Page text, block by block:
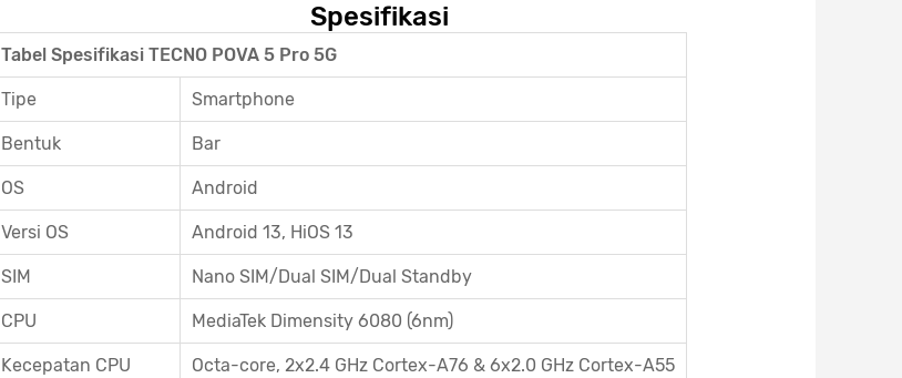
Spesifikasi
Tabel Spesifikasi TECNO POVA 5 Pro 5G
Tipe Smartphone
Bentuk Bar
OS Android
Versi OS Android 13, HiOS 13
SIM Nano SIM/Dual SIM/Dual Standby
CPU MediaTek Dimensity 6080 (6nm)
Kecepatan CPU Octa-core, 2x2.4 GHz Cortex-A76 & 6x2.0 GHz Cortex-A55